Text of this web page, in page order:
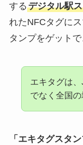
するデジタル駅
れたNFCタグに
タンプをゲットで
エキタグは
でなく全国
「エキタグスタン